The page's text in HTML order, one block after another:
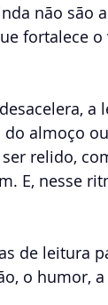
não são
fortalece
almoço
relido,
E, nesse
de leitura
o humor,